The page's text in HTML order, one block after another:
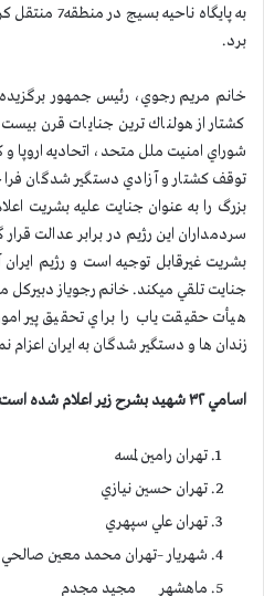
به پايگاه
برد.
خانم مريم رجوي، رئيس جمهور برگزيده
كشتار از هولناك ترين جنايات قرن
شوراي امنيت ملل متحد، اتحاديه اروپا
توقف كشتار و آزادي دستگير شدگان
بزرگ را به عنوان جنايت عليه بشريت
سردمداران اين رژيم در برابر عدالت
بشريت غيرقابل توجيه است و رژيم
جنايت تلقي ميكند. خانم رجوياز
هيأت حقيقت ياب را براي تحقيق
زندان ها و دستگير شدگان به ايران اعزام
اسامي ۳۲ شهيد بشرح زير اعلام شده است:
تهران رامين لمسه
تهران حسين نيازي
تهران علي سپهري
شهريار –تهران محمد معين صالحي
ماهشهر مجيد مجدم